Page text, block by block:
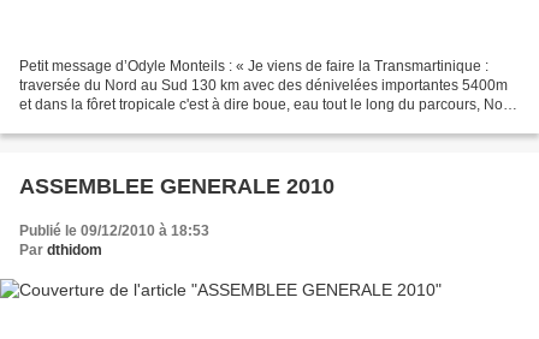
Petit message d’Odyle Monteils : « Je viens de faire la Transmartinique :
traversée du Nord au Sud 130 km avec des dénivelées importantes 5400m
et dans la fôret tropicale c'est à dire boue, eau tout le long du parcours, Nous
ASSEMBLEE GENERALE 2010
Publié le 09/12/2010 à 18:53
Par dthidom